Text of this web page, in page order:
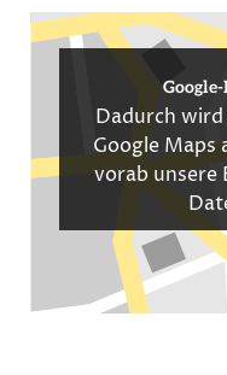
Dadurch
Google Maps
vorab unsere